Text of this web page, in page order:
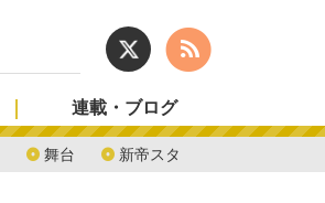
舞台 新帝スタ
連載・ブログ